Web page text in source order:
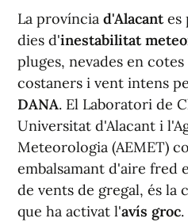
La província d'Alacantes
dies d'inestabilitat
pluges, nevades en
costaners i vent intens
DANA. El Laboratori de
Universitat d'Alacant i
Meteorologia (AEMET)
embalsamant d'aire fred
de vents de gregal, és la
que ha activat l'avís groc.